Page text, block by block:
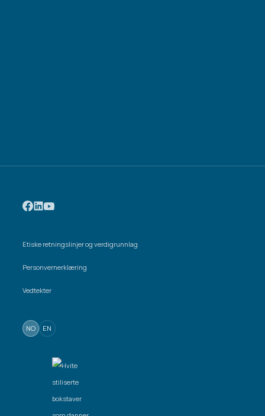
Etiske retningslinjer og verdigrunnlag
Personvernerklæring
Vedtekter
NO EN